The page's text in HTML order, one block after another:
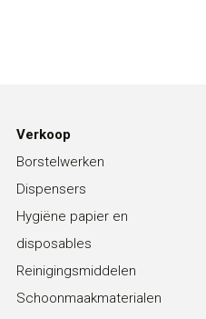
Verkoop
Borstelwerken
Dispensers
Hygiëne papier en
disposables
Reinigingsmiddelen
Schoonmaakmaterialen